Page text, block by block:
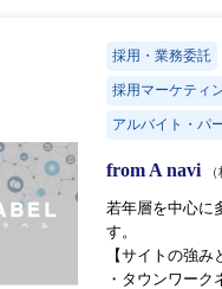
採用・業務委託
採用マーケティ
アルバイト・パ
from A navi
若年層を中心に
す。
【サイトの強
・タウンワーク